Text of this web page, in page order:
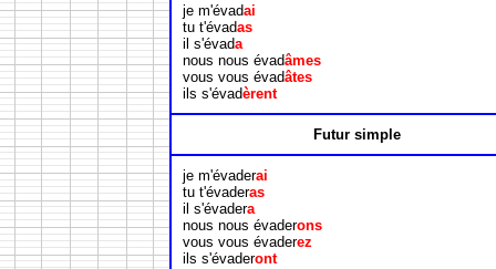
je m'évadai
tu t'évadas
il s'évada
nous nous évadâmes
vous vous évadâtes
ils s'évadèrent
Futur simple
je m'évaderai
tu t'évaderas
il s'évadera
nous nous évaderons
vous vous évaderez
ils s'évaderont